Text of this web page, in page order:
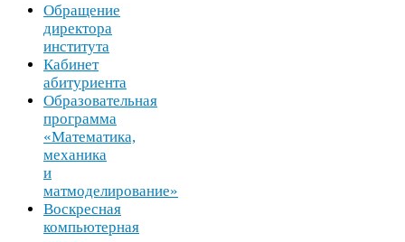
Обращение
директора
института
Кабинет
абитуриента
Образовательная
программа
«Математика,
механика
и
матмоделирование»
Воскресная
компьютерная